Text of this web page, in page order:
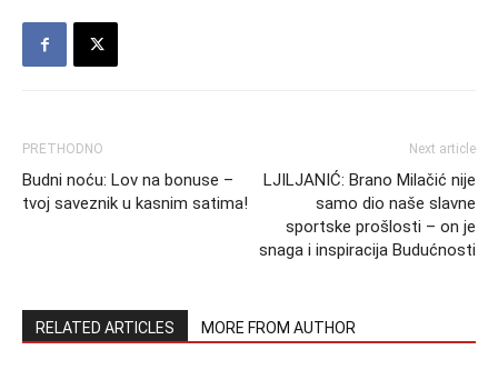
PRETHODNO
Budni noću: Lov na bonuse –
tvoj saveznik u kasnim satima!
Next article
LJILJANIĆ: Brano Milačić nije
samo dio naše slavne
sportske prošlosti – on je
snaga i inspiracija Budućnosti
RELATED ARTICLES MORE FROM AUTHOR